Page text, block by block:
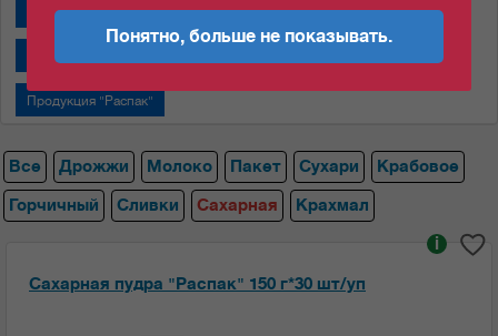
Молоко сгущенное "Алексеевское"
Молоко сгущенное "Назаровский МКК"
Продукция "Распак"
Все Дрожжи Молоко Пакет Сухари
Крабовое
Горчичный
Сливки Сахарная Крахмал
Сахарная пудра "Распак" 150 г*30 шт/уп
i
Понятно, больше не показывать.